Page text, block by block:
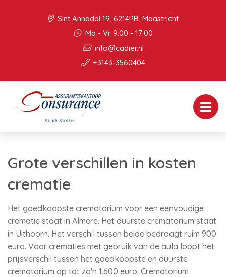
Sint Annadal 19, 6214PB, Maastricht
Ma - Vr 9:00 - 17:00
info@cadier.nl
+3143-3560404
Grote verschillen in kosten
crematie
Het goedkoopste crematorium voor een eenvoudige
crematie staat in Almere. Het duurste crematorium staat
in Uithoorn. Het verschil tussen beide bedraagt ruim 900
euro. Voor crematies met gebruik van de aula loopt het
prijsverschil tussen het goedkoopste en duurste
crematorium op tot zo'n 1.600 euro. Crematorium